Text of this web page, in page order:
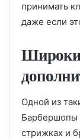
принимать
даже если
Одной из
Барбершопы
стрижках и